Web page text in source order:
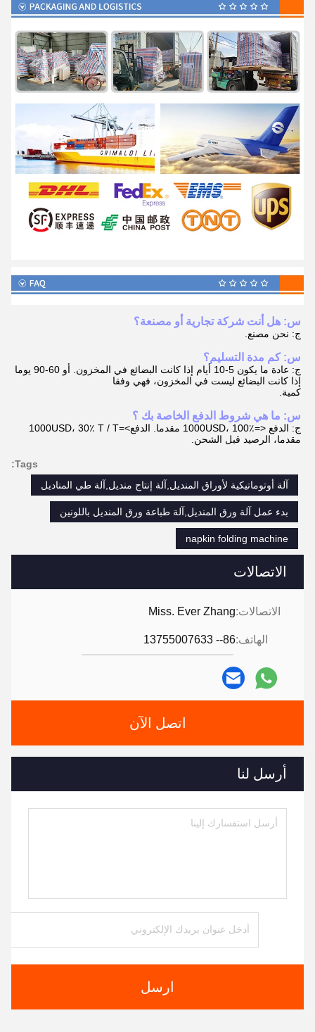
الاتصالات
الاتصالات:Miss. Ever Zhang
الهاتف:86-- 13755007633
اتصل الآن
أرسل لنا
ارسل
س: هل أنت شركة تجارية أو مصنعة؟
ج: نحن مصنع.
س: كم مدة التسليم؟
ج: عادة ما يكون 5-10 أيام إذا كانت البضائع في المخزون. أو 60-90 يوما
إذا كانت البضائع ليست في المخزون، فهي وفقا
كمية.
س: ما هي شروط الدفع الخاصة بك ؟
ج: الدفع <=1000USD، 100٪ مقدما. الدفع>=1000USD، 30٪ T / T
مقدما، الرصيد قبل الشحن.
Tags:
آلة أوتوماتيكية لأوراق المنديل,آلة إنتاج منديل,آلة طي المناديل
بدء عمل آلة ورق المنديل,آلة طباعة ورق المنديل باللونين
napkin folding machine